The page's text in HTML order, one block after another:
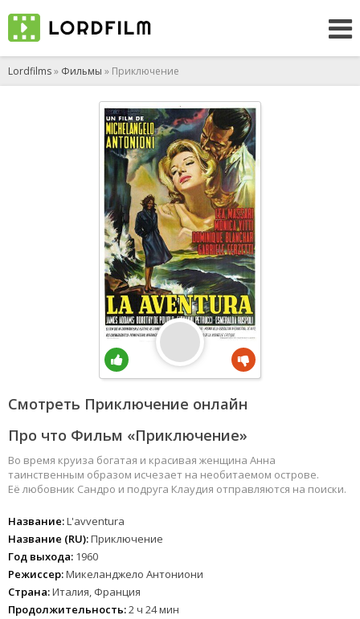
Lordfilms» Фильмы » Приключение
Смотреть Приключение онлайн
Про что Фильм «Приключение»
Во время круиза богатая и красивая женщина Анна
таинственным образом исчезает на необитаемом острове.
Её любовник Сандро и подруга Клаудия отправляются на поиски.
Название:L'avventura
Название (RU):Приключение
Год выхода: 1960
Режиссер:Микеланджело Антониони
Страна:Италия, Франция
Продолжительность:2 ч 24 мин